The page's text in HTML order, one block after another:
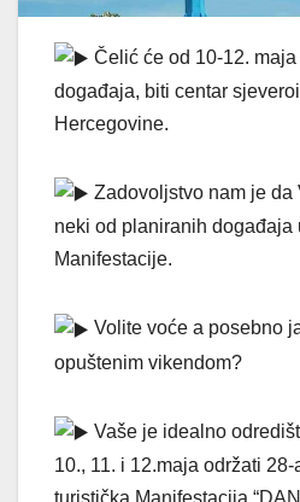
Čelić će od 10-12.
događaja, biti centar
Hercegovine.
Zadovoljstvo nam je da
neki od planiranih događaja
Manifestacije.
Volite voće a posebno
opuštenim vikendom?
Vaše je idealno
10., 11. i 12.maja održati
turistička Manifestacija